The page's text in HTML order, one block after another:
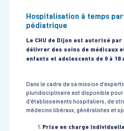
Hospitalisation à temps
pédiatrique
Le CHU de Dijon est autorisé par
délivrer des soins de médicaux
enfants et adolescents de 0 à 18
Dans le cadre de sa mission
pluridisciplinaire est disponible pour
d’établissements hospitaliers, de
médecins libéraux, généralistes et
Prise en charge